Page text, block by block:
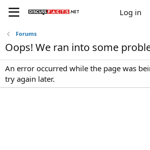
Log in
Forums
Oops! We ran into some
An error occurred while the page was
try again later.